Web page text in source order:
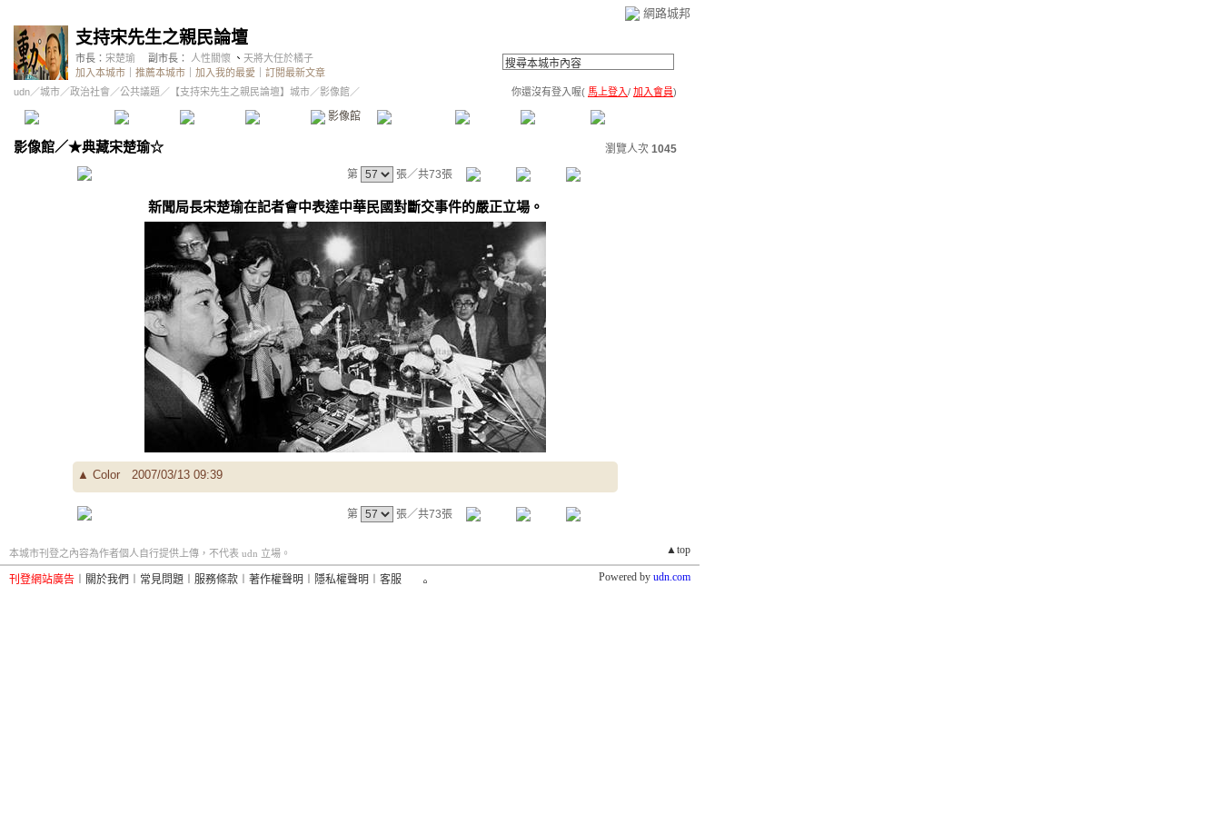
網路城邦
支持宋先生之親民論壇
市長： 宋楚瑜 副市長： 人性關懷 、 天將大任於橘子
加入本城市
推薦本城市 加入我的最愛
訂閱最新文章
udn／城市／政治社會 ／公共議題 ／ 【支持宋先生之親民論壇】城市／影像館／ 你還沒有登入喔( 馬上登入/ 加入會員)
精華區 投票區 影像館 公告區 訪客簿 市政中心
影像館／★典藏宋楚瑜☆ 瀏覽人次 1045
第
張／共73張
新聞局長宋楚瑜在記者會中表達中華民國對斷交事件的嚴正立場。
▲ Color 2007/03/13 09:39
第 張／共73張
▲top
本城市刊登之內容為作者個人自行提供上傳，不代表 udn 立場。
刊登網站廣告 關於我們 常見問題 服務條款 著作權聲明 隱私權聲明 客服 Powered by udn.com